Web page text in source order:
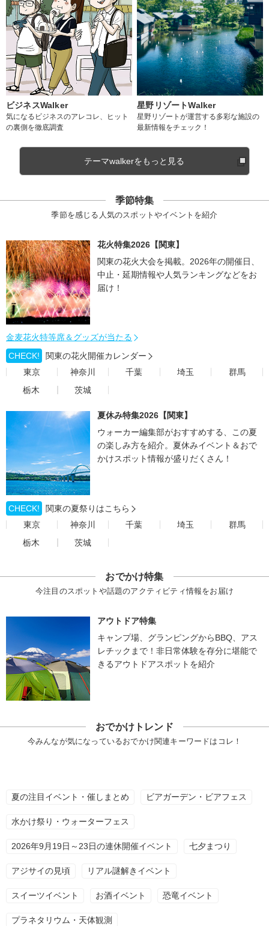
ビジネスWalker
気になるビジネスのアレコレ、ヒット
の裏側を徹底調査
星野リゾートWalker
星野リゾートが運営する多彩な施設の
最新情報をチェック！
テーマwalkerをもっと見る
季節特集
季節を感じる人気のスポットやイベントを紹介
花火特集2026【関東】
関東の花火大会を掲載。2026年の開催日、
中止・延期情報や人気ランキングなどをお
届け！
金麦花火特等席＆グッズが当たる
CHECK!
関東の花火開催カレンダー
東京
神奈川 千葉 埼玉
群馬
栃木
茨城
夏休み特集2026【関東】
ウォーカー編集部がおすすめする、この夏
の楽しみ方を紹介。夏休みイベント＆おで
かけスポット情報が盛りだくさん！
CHECK!
関東の夏祭りはこちら
東京
神奈川 千葉 埼玉
群馬
栃木
茨城
おでかけ特集
今注目のスポットや話題のアクティビティ情報をお届け
アウトドア特集
キャンプ場、グランピングからBBQ、アス
レチックまで！非日常体験を存分に堪能で
きるアウトドアスポットを紹介
おでかけトレンド
今みんなが気になっているおでかけ関連キーワードはコレ！
夏の注目イベント・催しまとめ ビアガーデン・ビアフェス
水かけ祭り・ウォーターフェス
2026年9月19日～23日の連休開催イベント 七夕まつり
アジサイの見頃 リアル謎解きイベント
スイーツイベント お酒イベント 恐竜イベント
プラネタリウム・天体観測